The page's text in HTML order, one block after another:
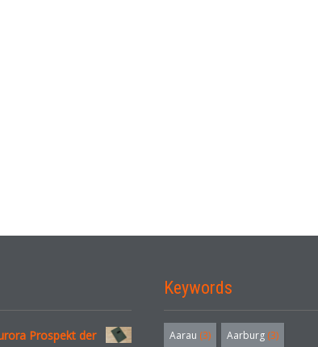
Prospekt der
Keywords
Aarau (3) Aarburg (3)